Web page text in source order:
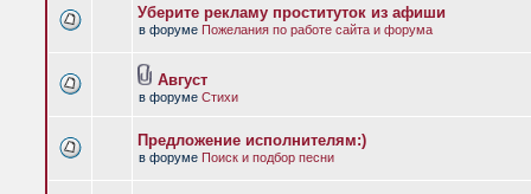
Уберите рекламу проституток из афиши
в форуме Пожелания по работе сайта и форума
Август
в форуме Стихи
Предложение исполнителям:)
в форуме Поиск и подбор песни